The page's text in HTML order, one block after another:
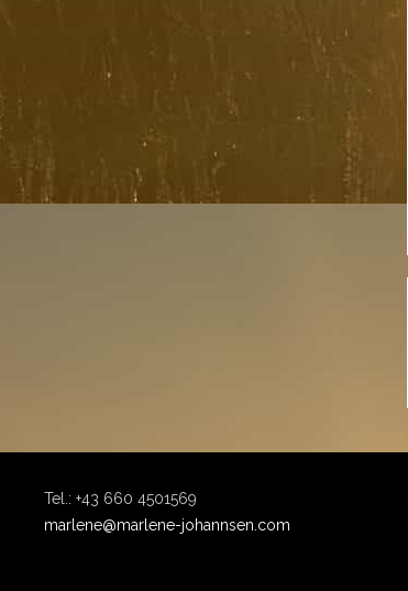
Tel.: +43 660 4501569
marlene@marlene-johannsen.com